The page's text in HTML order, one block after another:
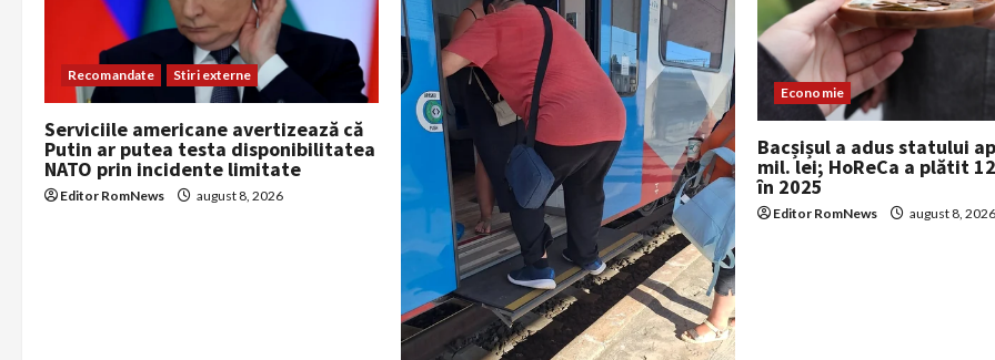
Recomandate Stiri externe
Serviciile americane avertizează că
Putin ar putea testa disponibilitatea
NATO prin incidente limitate
Editor RomNews august 8, 2026
Economie
Bacșișul a adus statului
mil. lei; HoReCa a plătit
în 2025
Editor RomNews august 8, 2026